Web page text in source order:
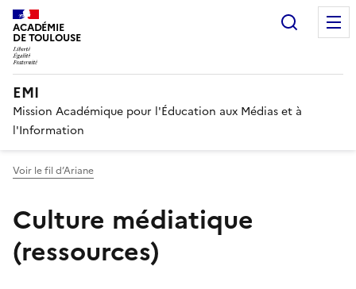
ACADÉMIE
DE TOULOUSE
EMI
Mission Académique pour l'Éducation aux Médias et à
l'Information
Voir le fil d’Ariane
Culture médiatique
(ressources)